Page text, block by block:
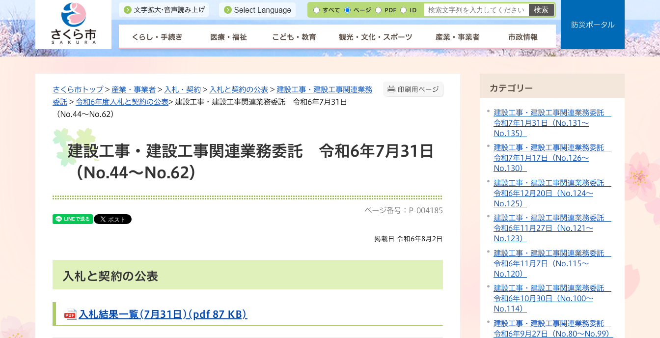
すべて ページ PDF ID
くらし・手続き 医療・福祉 こども・教育 観光・文化・スポーツ 産業・事業者 市政情報
防災ポータル
印刷用ページ
さくら市トップ> 産業・事業者 > 入札・契約 > 入札と契約の公表 > 建設工事・建設工事関連業務
委託 > 令和6年度入札と契約の公表> 建設工事・建設工事関連業務委託 令和6年7月31日
（No.44〜No.62）
建設工事・建設工事関連業務委託 令和6年7月31日
（No.44〜No.62）
ページ番号：P-004185
掲載日 令和6年8月2日
入札と契約の公表
入札結果一覧(7月31日)(pdf 87 KB)
カテゴリー
建設工事・建設工事関連業務委託
令和7年1月31日（No.131〜
No.135）
建設工事・建設工事関連業務委託
令和7年1月17日（No.126〜
No.130）
建設工事・建設工事関連業務委託
令和6年12月20日（No.124〜
No.125）
建設工事・建設工事関連業務委託
令和6年11月27日（No.121〜
No.123）
建設工事・建設工事関連業務委託
令和6年11月7日（No.115〜
No.120）
建設工事・建設工事関連業務委託
令和6年10月30日（No.100〜
No.114）
建設工事・建設工事関連業務委託
令和6年9月27日（No.80〜No.99）